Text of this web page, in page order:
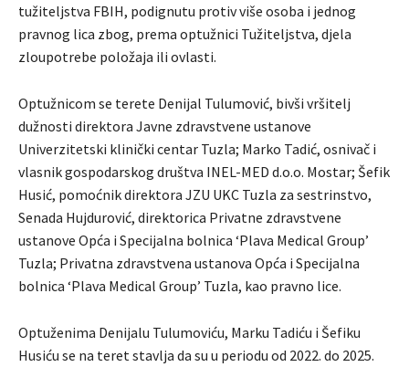
tužiteljstva FBIH, podignutu protiv više osoba i jednog
pravnog lica zbog, prema optužnici Tužiteljstva, djela
zloupotrebe položaja ili ovlasti.
Optužnicom se terete Denijal Tulumović, bivši vršitelj
dužnosti direktora Javne zdravstvene ustanove
Univerzitetski klinički centar Tuzla; Marko Tadić, osnivač i
vlasnik gospodarskog društva INEL-MED d.o.o. Mostar; Šefik
Husić, pomoćnik direktora JZU UKC Tuzla za sestrinstvo,
Senada Hujdurović, direktorica Privatne zdravstvene
ustanove Opća i Specijalna bolnica ‘Plava Medical Group’
Tuzla; Privatna zdravstvena ustanova Opća i Specijalna
bolnica ‘Plava Medical Group’ Tuzla, kao pravno lice.
Optuženima Denijalu Tulumoviću, Marku Tadiću i Šefiku
Husiću se na teret stavlja da su u periodu od 2022. do 2025.